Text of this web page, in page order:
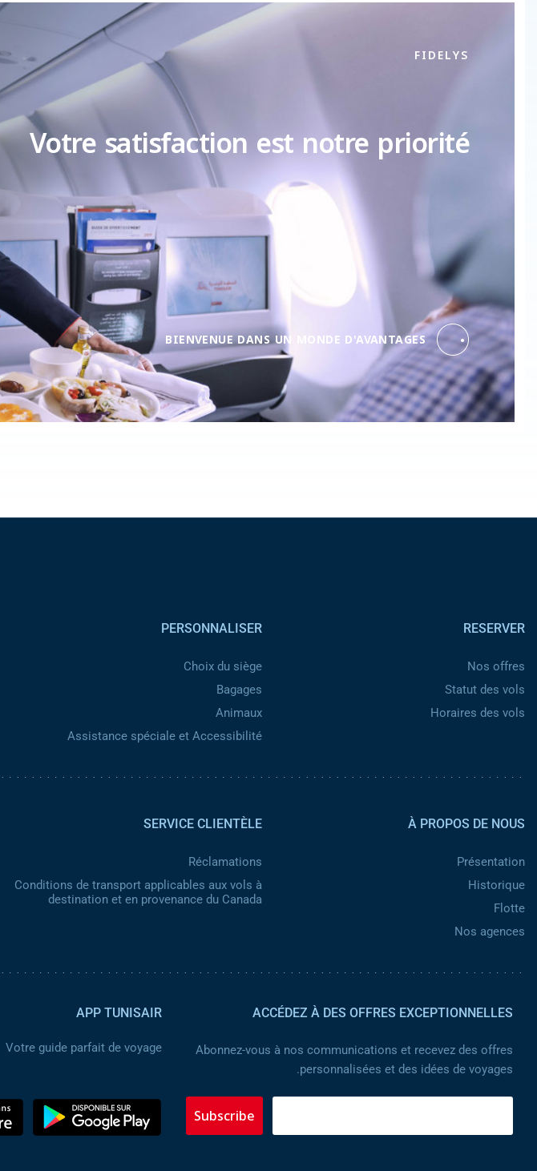
FIDELYS
Votre satisfaction est notre priorité
BIENVENUE DANS UN MONDE D'AVANTAGES
RESERVER
Nos offres
Statut des vols
Horaires des vols
PERSONNALISER
Choix du siège
Bagages
Animaux
Assistance spéciale et Accessibilité
À PROPOS DE NOUS
Présentation
Historique
Flotte
Nos agences
SERVICE CLIENTÈLE
Réclamations
Conditions de transport applicables aux vols à
destination et en provenance du Canada
ACCÉDEZ À DES OFFRES EXCEPTIONNELLES
Abonnez-vous à nos communications et recevez des offres
personnalisées et des idées de voyages.
Subscribe
APP TUNISAIR
Votre guide parfait de voyage